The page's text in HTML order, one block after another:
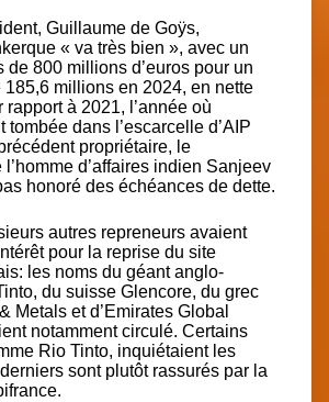
Guillaume de Goÿs,
« va très bien », avec un
de 800 millions d’euros pour un
185,6 millions en 2024, en nette
rapport à 2021, l’année où
tombée dans l’escarcelle d’AIP
propriétaire, le
d’affaires indien Sanjeev
honoré des échéances de dette.
autres repreneurs avaient
pour la reprise du site
les noms du géant anglo-
, du suisse Glencore, du grec
Metals et d’Emirates Global
notamment circulé. Certains
Rio Tinto, inquiétaient les
sont plutôt rassurés par la